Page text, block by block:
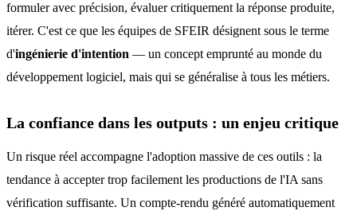
formuler avec précision, évaluer critiquement la réponse produite,
itérer. C'est ce que les équipes de SFEIR désignent sous le terme
d'ingénierie d'intention — un concept emprunté au monde du
développement logiciel, mais qui se généralise à tous les métiers.
La confiance dans les outputs : un enjeu critique
Un risque réel accompagne l'adoption massive de ces outils : la
tendance à accepter trop facilement les productions de l'IA sans
vérification suffisante. Un compte-rendu généré automatiquement